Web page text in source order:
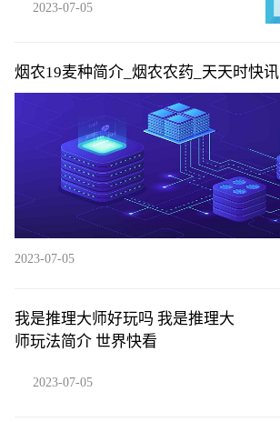
2023-07-05
烟农19麦种简介_烟农农药_天天时快讯
2023-07-05
我是推理大师好玩吗 我是推理大
师玩法简介 世界快看
2023-07-05